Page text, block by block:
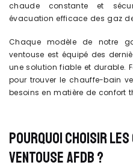
chaude constante et
évacuation efficace des gaz
Chaque modèle de notre
ventouse est équipé des
une solution fiable et durable.
pour trouver le chauffe-bain
besoins en matière de confort
POURQUOI CHOISIR
VENTOUSE AFDB ?